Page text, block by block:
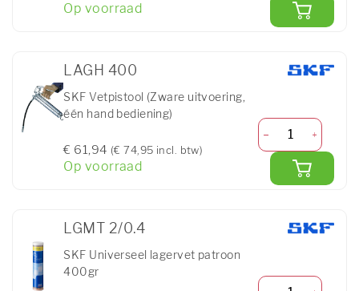
Op voorraad
LAGH 400
SKF Vetpistool (Zware uitvoering,
één hand bediening)
€ 61,94 (€ 74,95 incl. btw)
Op voorraad
LGMT 2/0.4
SKF Universeel lagervet patroon
400gr